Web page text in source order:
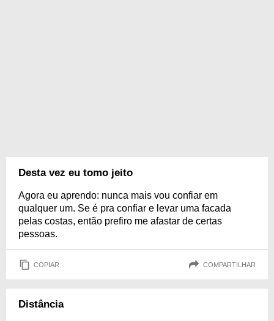
Desta vez eu tomo jeito
Agora eu aprendo: nunca mais vou confiar em
qualquer um. Se é pra confiar e levar uma facada
pelas costas, então prefiro me afastar de certas
pessoas.
COPIAR COMPARTILHAR
Distância